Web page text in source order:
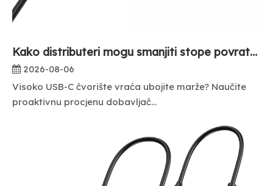
Kako distributeri mogu smanjiti stope povrata višeportnih USB C čvorišta?
2026-08-06
Visoko USB-C čvorište vraća ubojite marže? Naučite
proaktivnu procjenu dobavljač...